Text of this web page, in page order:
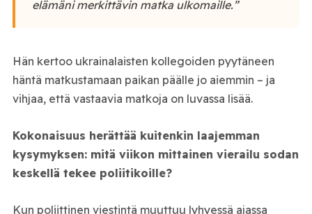
elämäni merkittävin matka ulkomaille.”
Hän kertoo ukrainalaisten kollegoiden pyytäneen
häntä matkustamaan paikan päälle jo aiemmin – ja
vihjaa, että vastaavia matkoja on luvassa lisää.
Kokonaisuus herättää kuitenkin laajemman
kysymyksen: mitä viikon mittainen vierailu sodan
keskellä tekee poliitikoille?
Kun poliittinen viestintä muuttuu lyhyessä ajassa